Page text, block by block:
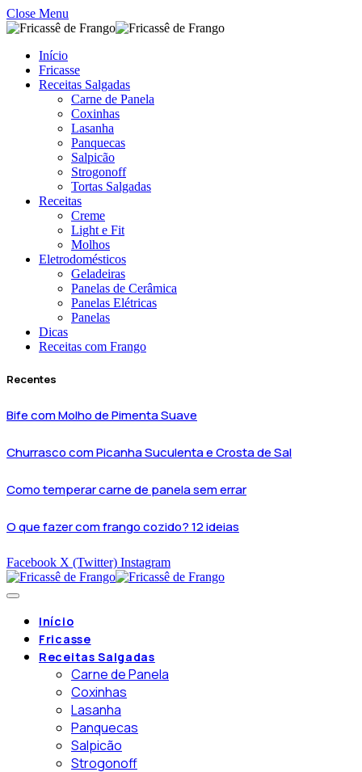
Close Menu
Início
Fricasse
Receitas Salgadas
Carne de Panela
Coxinhas
Lasanha
Panquecas
Salpicão
Strogonoff
Tortas Salgadas
Receitas
Creme
Light e Fit
Molhos
Eletrodomésticos
Geladeiras
Panelas de Cerâmica
Panelas Elétricas
Panelas
Dicas
Receitas com Frango
Recentes
Bife com Molho de Pimenta Suave
Churrasco com Picanha Suculenta e Crosta de Sal
Como temperar carne de panela sem errar
O que fazer com frango cozido? 12 ideias
Facebook X (Twitter) Instagram
Início
Fricasse
Receitas Salgadas
Carne de Panela
Coxinhas
Lasanha
Panquecas
Salpicão
Strogonoff